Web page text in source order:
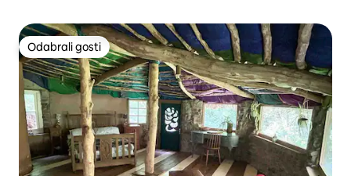
Odabrali gosti
Odabrali gosti